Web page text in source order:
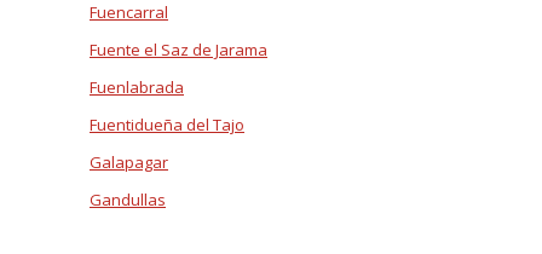
Fuencarral
Fuente el Saz de Jarama
Fuenlabrada
Fuentidueña del Tajo
Galapagar
Gandullas